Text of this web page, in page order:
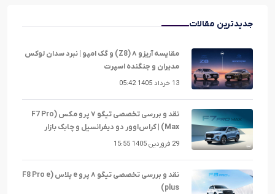
جدیدترین مقالات
مقایسه آریزو ۸ (Z8) و گک امپو | نبرد سدان لوکس
مدیران و جنگنده اسپرت
13 خرداد 1405 05:42
نقد و بررسی تخصصی تیگو ۷ پرو مکس (F7 Pro
Max) | کراس‌اوور دو دیفرانسیل و چابک بازار
29 فروردین 1405 15:55
نقد و بررسی تخصصی تیگو ۸ پرو e پلاس (F8 Pro e
plus)